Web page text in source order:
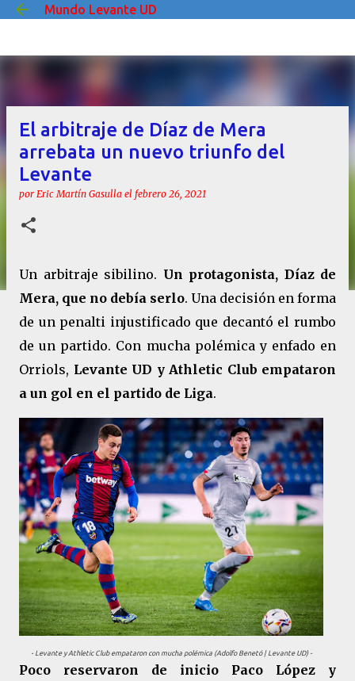
Ir al contenido principal
Mundo Levante UD
El arbitraje de Díaz de Mera
arrebata un nuevo triunfo del
Levante
por Eric Martín Gasulla el febrero 26, 2021
Un arbitraje sibilino. Un protagonista, Díaz de
Mera, que no debía serlo. Una decisión en forma
de un penalti injustificado que decantó el rumbo
de un partido. Con mucha polémica y enfado en
Orriols, Levante UD y Athletic Club empataron
a un gol en el partido de Liga.
- Levante y Athletic Club empataron con mucha polémica (Adolfo Benetó | Levante UD) -
Poco reservaron de inicio Paco López y